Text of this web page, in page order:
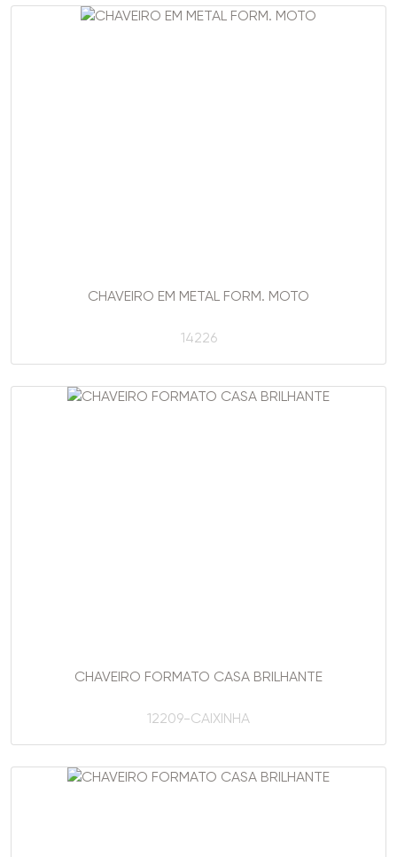
CHAVEIRO EM METAL FORM. MOTO
14226
CHAVEIRO FORMATO CASA BRILHANTE
12209-CAIXINHA